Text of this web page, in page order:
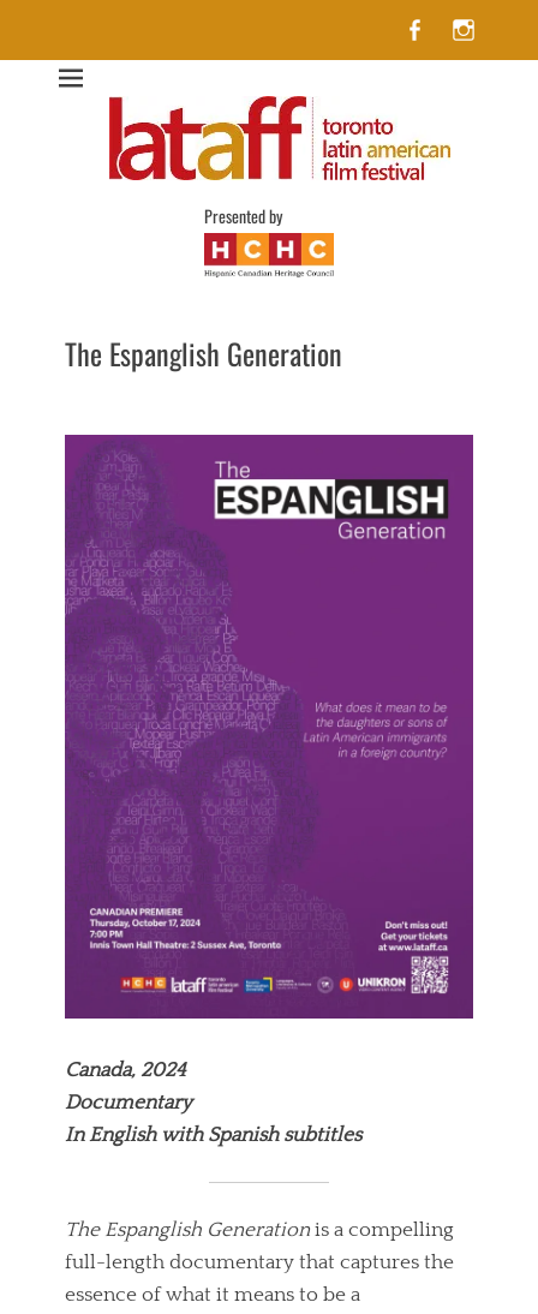
Facebook
Lataff
Presented by
The Espanglish Generation
Canada, 2024
Documentary
In English with Spanish subtitles
The Espanglish Generation is a compelling
full-length documentary that captures the
essence of what it means to be a